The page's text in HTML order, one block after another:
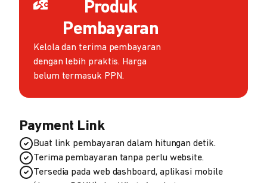
Produk
Pembayaran
Kelola dan terima pembayaran
dengan lebih praktis. Harga
belum termasuk PPN.
Payment Link
Buat link pembayaran dalam hitungan detik.
Terima pembayaran tanpa perlu website.
Tersedia pada web dashboard, aplikasi mobile